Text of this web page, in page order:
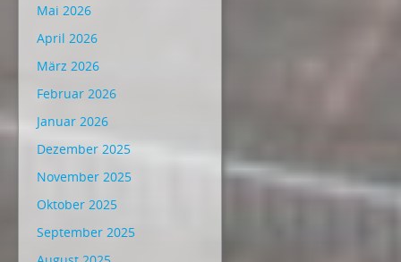
Mai 2026
April 2026
März 2026
Februar 2026
Januar 2026
Dezember 2025
November 2025
Oktober 2025
September 2025